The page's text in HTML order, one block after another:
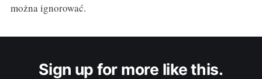
można ignorować.
Sign up for more like this.